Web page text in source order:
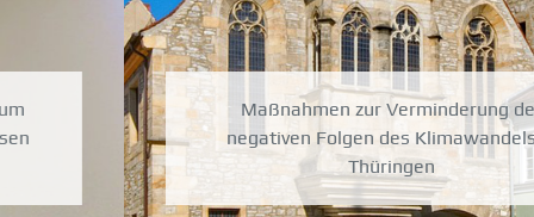
Maßnahmen zur Verminderung der
negativen Folgen des Klimawandels in
Thüringen